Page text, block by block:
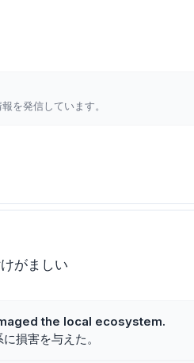
を発信しています。
がましい
the local ecosystem.
損害を与えた。